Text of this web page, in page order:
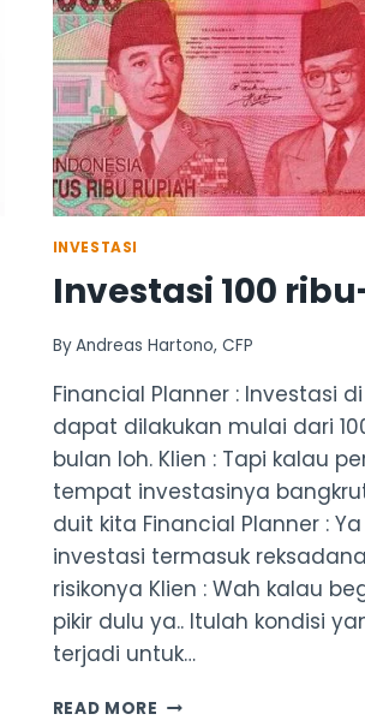
INVESTASI
Investasi 100
ByAndreas Hartono, CFP
Financial Planner : Investasi
dapat dilakukan mulai dari
bulan loh. Klien : Tapi kalau
tempat investasinya
duit kita Financial Planner :
investasi termasuk
risikonya Klien : Wah kalau
pikir dulu ya.. Itulah kondisi
terjadi untuk…
READ MORE INVESTASI